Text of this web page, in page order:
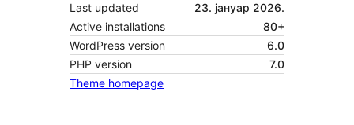
Last updated
23. јануар 2026.
Active installations
80+
WordPress version
6.0
PHP version
7.0
Theme homepage